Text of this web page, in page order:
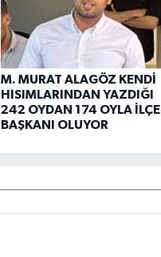
M. MURAT ALAGÖZ KENDİ
HISIMLARINDAN YAZDIĞI
242 OYDAN 174 OYLA İLÇE
BAŞKANI OLUYOR